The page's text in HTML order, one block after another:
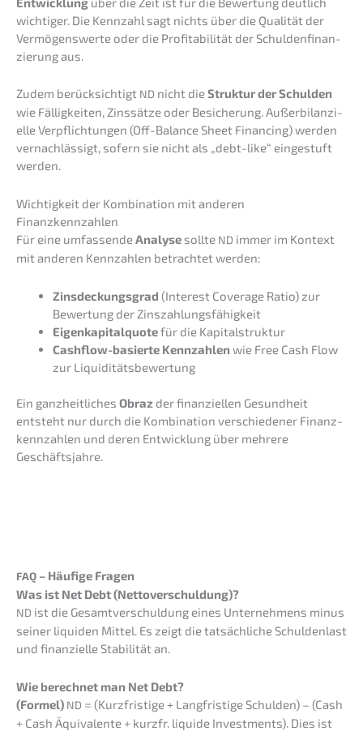
wichti­ger. Die Kennzahl sagt nichts über die Quali­tät der
Vermö­gens­wer­te oder die Profi­ta­bi­li­tät der Schul­den­fi­nan­
zie­rung aus.
Zudem berück­sich­tigt ND nicht dieStruk­tur der Schul­den
wie Fällig­kei­ten, Zinssät­ze oder Besiche­rung. Außer­bi­lan­zi­
el­le Verpflich­tun­gen (Off-Balan­ce Sheet Finan­cing) werden
vernach­läs­sigt, sofern sie nicht als „debt-like“ einge­stuft
werden.
Wichtig­keit der Kombi­na­ti­on mit anderen
Finanzkennzahlen
Für eine umfas­sen­deAnaly­sesollte ND immer im Kontext
mit anderen Kennzah­len betrach­tet werden:
Zinsde­ckungs­grad (Interest Covera­ge Ratio) zur
Bewer­tung der Zinszahlungsfähigkeit
Eigen­ka­pi­tal­quo­tefür die Kapitalstruktur
Cashflow-basier­te Kennzah­len wie Free Cash Flow
zur Liquiditätsbewertung
Ein ganzheit­li­ches Obraz der finan­zi­el­len Gesund­heit
entsteht nur durch die Kombi­na­ti­on verschie­de­ner Finanz­
kenn­zah­len und deren Entwick­lung über mehre­re
Geschäftsjahre.
FAQ – Häufi­ge Fragen
Was ist Net Debt (Netto­ver­schul­dung)?
ND ist die Gesamt­ver­schul­dung eines Unter­neh­mens minus
seiner liqui­den Mittel. Es zeigt die tatsäch­li­che Schul­den­last
und finan­zi­el­le Stabi­li­tät an.
Wie berech­net man Net Debt?
(Formel) ND = (Kurzfris­ti­ge + Langfris­ti­ge Schul­den) – (Cash
+ Cash Äquiva­len­te + kurzfr. liqui­de Invest­ments). Dies ist